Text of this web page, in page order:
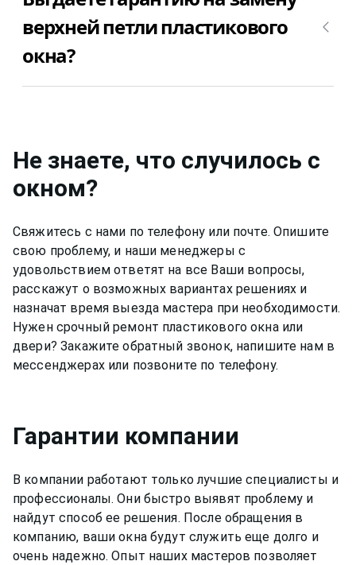
верхней петли пластикового
окна?
Не знаете, что случилось с
окном?
Свяжитесь с нами по телефону или почте. Опишите
свою проблему, и наши менеджеры с
удовольствием ответят на все Ваши вопросы,
расскажут о возможных вариантах решениях и
назначат время выезда мастера при необходимости.
Нужен срочный ремонт пластикового окна или
двери? Закажите обратный звонок, напишите нам в
мессенджерах или позвоните по телефону.
Гарантии компании
В компании работают только лучшие специалисты и
профессионалы. Они быстро выявят проблему и
найдут способ ее решения. После обращения в
компанию, ваши окна будут служить еще долго и
очень надежно. Опыт наших мастеров позволяет